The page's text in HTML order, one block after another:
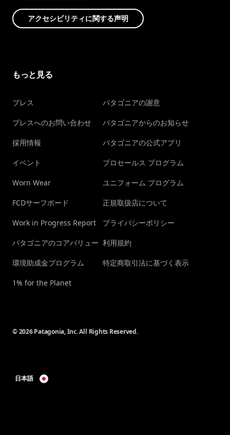
アクセシビリティに関する声明
もっと見る
プレス
プレスへのお問い合わせ
採用情報
イベント
Worn Wear
FCDサーフボード
Work in Progress Report
パタゴニアのコアバリュー
環境助成金プログラム
1% for the Planet
パタゴニアの謝意
パタゴニアからのお知らせ
パタゴニアの公式アプリ
プロセールス プログラム
ユニフォーム プログラム
正規取扱店について
プライバシーポリシー
利用規約
特定商取引法に基づく表示
© 2026 Patagonia, Inc. All Rights Reserved.
日本語